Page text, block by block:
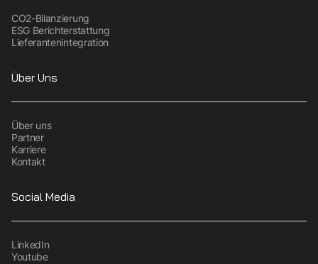
CO2-Bilanzierung
ESG Berichterstattung
Lieferantenintegration
Über Uns
Über uns
Partner
Karriere
Kontakt
Social Media
LinkedIn
Youtube